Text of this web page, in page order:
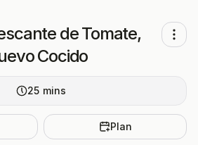
de Tomate,
Cocido
25 mins
Plan